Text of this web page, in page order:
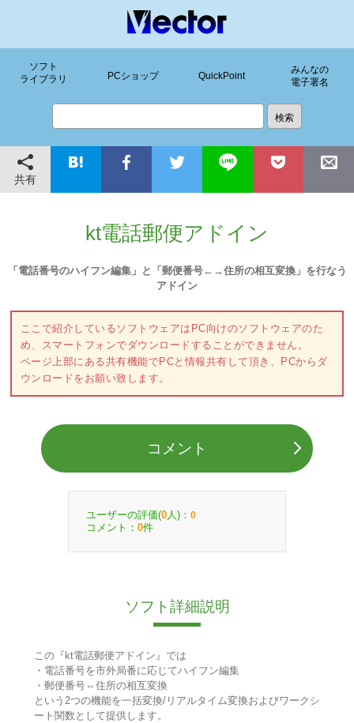
ソフト
ライブラリ
PCショップ QuickPoint
みんなの
電子署名
共有
kt電話郵便アドイン
「電話番号のハイフン編集」と「郵便番号←→住所の相互変換」を行なう
アドイン
ここで紹介しているソフトウェアはPC向けのソフトウェアのた
め、スマートフォンでダウンロードすることができません。
ページ上部にある共有機能でPCと情報共有して頂き、PCからダ
ウンロードをお願い致します。
コメント
ユーザーの評価(0 人)： 0
コメント： 0件
ソフト詳細説明
この『kt電話郵便アドイン』では
・電話番号を市外局番に応じてハイフン編集
・郵便番号⇔住所の相互変換
という2つの機能を一括変換/リアルタイム変換およびワークシ
ート関数として提供します。